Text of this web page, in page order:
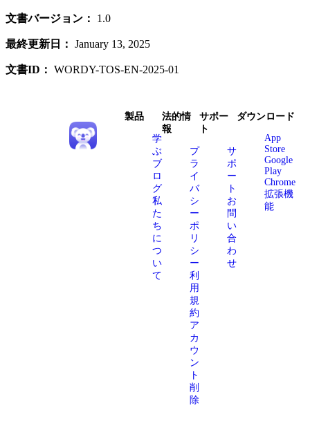
文書バージョン： 1.0
最終更新日： January 13, 2025
文書ID： WORDY-TOS-EN-2025-01
製品
学
ぶ
ブ
ロ
グ
私
た
ち
に
つ
い
て
法的情
報
プ
ラ
イ
バ
シ
ー
ポ
リ
シ
ー
利
用
規
約
ア
カ
ウ
ン
ト
削
除
サポー
ト
サ
ポ
ー
ト
お
問
い
合
わ
せ
ダウンロード
App
Store
Google
Play
Chrome
拡張機
能